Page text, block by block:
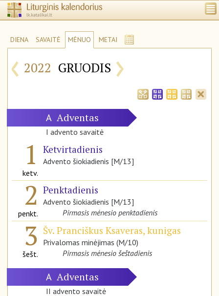
DIENA SAVAITĖ MĖNUO METAI
‹ 2022 GRUODIS ›
A Adventas
I advento savaitė
1
ketv.
Ketvirtadienis
Advento šiokiadienis [M/13]
2
penkt.
Penktadienis
Advento šiokiadienis [M/13]
Pirmasis mėnesio penktadienis
3
šešt.
Šv. Pranciškus Ksaveras, kunigas
Privalomas minėjimas (M/10)
Pirmasis mėnesio šeštadienis
A Adventas
II advento savaitė